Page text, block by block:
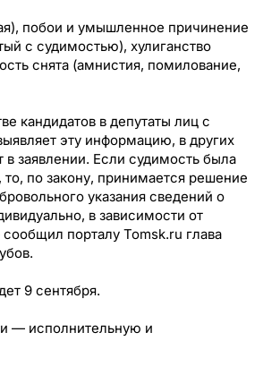
побои и умышленное причинение
с судимостью), хулиганство
снята (амнистия, помилование,
кандидатов в депутаты лиц с
эту информацию, в других
заявлении. Если судимость была
по закону, принимается решение
указания сведений о
в зависимости от
порталу Tomsk.ru глава
9 сентября.
— исполнительную и